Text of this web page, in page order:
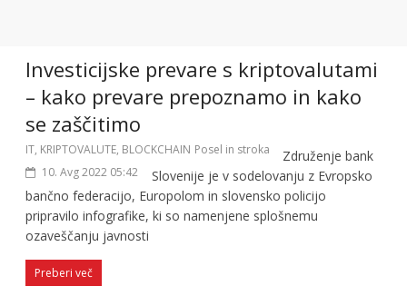
Investicijske prevare s kriptovalutami
– kako prevare prepoznamo in kako
se zaščitimo
IT, KRIPTOVALUTE, BLOCKCHAIN Posel in stroka
10. Avg 2022 05:42
Združenje bank
Slovenije je v sodelovanju z Evropsko
bančno federacijo, Europolom in slovensko policijo
pripravilo infografike, ki so namenjene splošnemu
ozaveščanju javnosti
Preberi več